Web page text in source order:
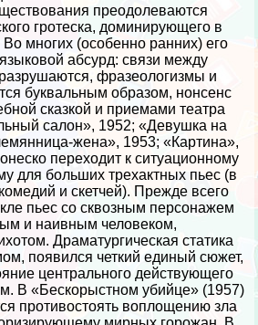
преодолеваются
гротеска, доминирующего в
многих (особенно ранних) его
абсурд: связи между
фразеологизмы и
буквальным образом, нонсенс
сказкой и приемами театра
салон», 1952; «Дeвyшка на
жена», 1953; «Картина»,
переходит к ситуационному
для больших трехактных пьес (в
и скетчей). Прежде всего
пьес со сквозным персонажем
и наивным человеком,
Драматургическая статика
появился четкий единый сюжет,
центрального действующего
В «Бескорыстном убийце» (1957)
противостоять воплощению зла